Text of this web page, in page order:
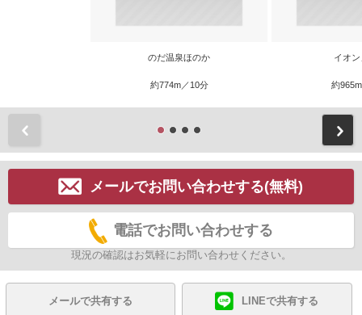
のだ温泉ほのか
約774m／10分
イオ
約
メールでお問い合わせする(無料)
電話でお問い合わせする
現況の確認はお気軽にお問い合わせください。
メールで共有する LINEで共有する